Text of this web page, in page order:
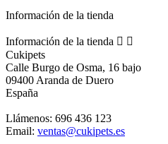
Información de la tienda
Información de la tienda  
Cukipets
Calle Burgo de Osma, 16 bajo
09400 Aranda de Duero
España
Llámenos: 696 436 123
Email: ventas@cukipets.es